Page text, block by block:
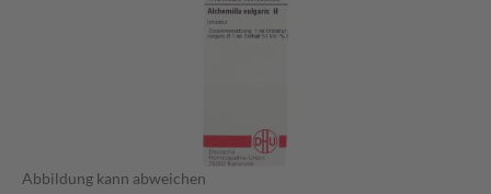
Abbildung kann abweichen